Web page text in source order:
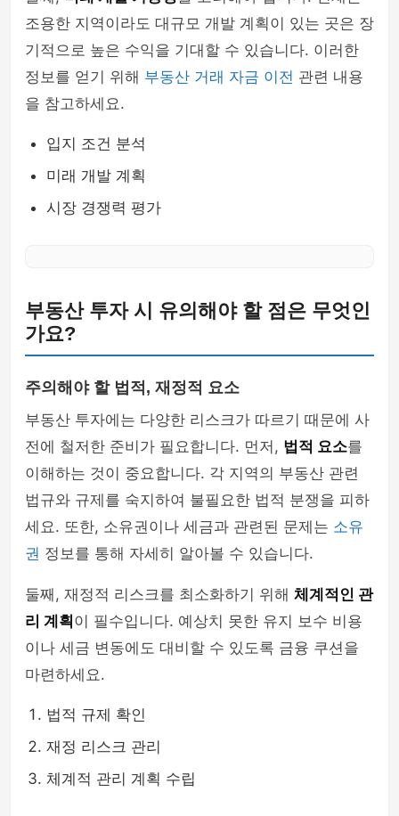
조용한 지역이라도 대규모 개발 계획이 있는 곳은 장
기적으로 높은 수익을 기대할 수 있습니다. 이러한
정보를 얻기 위해 부동산 거래 자금 이전 관련 내용
을 참고하세요.
입지 조건 분석
미래 개발 계획
시장 경쟁력 평가
부동산 투자 시 유의해야 할 점은 무엇인
가요?
주의해야 할 법적, 재정적 요소
부동산 투자에는 다양한 리스크가 따르기 때문에 사
전에 철저한 준비가 필요합니다. 먼저, 법적 요소를
이해하는 것이 중요합니다. 각 지역의 부동산 관련
법규와 규제를 숙지하여 불필요한 법적 분쟁을 피하
세요. 또한, 소유권이나 세금과 관련된 문제는 소유
권 정보를 통해 자세히 알아볼 수 있습니다.
둘째, 재정적 리스크를 최소화하기 위해 체계적인 관
리 계획 이 필수입니다. 예상치 못한 유지 보수 비용
이나 세금 변동에도 대비할 수 있도록 금융 쿠션을
마련하세요.
법적 규제 확인
재정 리스크 관리
체계적 관리 계획 수립